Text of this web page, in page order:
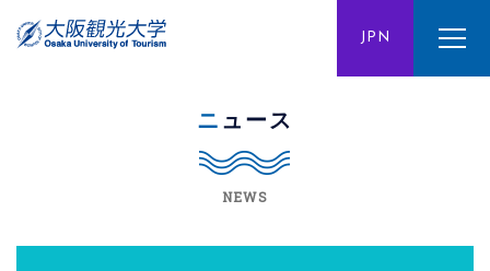
JPN
ENG CHN
ニュース
NEWS